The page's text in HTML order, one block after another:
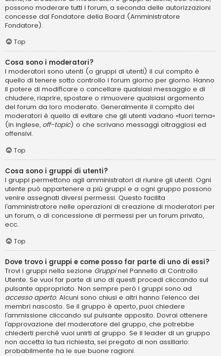
possono moderare tutti i forum, a seconda delle autorizzazioni
concesse dal Fondatore della Board (Amministratore
Fondatore).
Top
Cosa sono i moderatori?
I moderatori sono utenti (o gruppi di utenti) il cui compito è
quello di tenere sotto controllo i forum giorno per giorno. Hanno
il potere di modificare o cancellare qualsiasi messaggio e di
chiudere, riaprire, spostare o rimuovere qualsiasi argomento
del forum da loro moderato. Generalmente il compito dei
moderatori è quello di evitare che gli utenti vadano «fuori tema»
(in inglese, off-topic) o che scrivano messaggi oltraggiosi ed
offensivi.
Top
Cosa sono i gruppi di utenti?
I gruppi permettono agli amministratori di riunire gli utenti. Ogni
utente può appartenere a più gruppi e a ogni gruppo possono
venire assegnati diversi permessi. Questo facilita
l’amministratore nelle operazioni di creazione di moderatori per
un forum, o di concessione di permessi per un forum privato,
ecc.
Top
Dove trovo i gruppi e come posso far parte di uno di essi?
Trovi i gruppi nella sezione Gruppinel Pannello di Controllo
Utente. Se vuoi far parte di uno di questi procedi cliccando sul
pulsante appropriato. Non sempre però i gruppi sono ad
accesso aperto. Alcuni sono chiusi e altri hanno l’elenco dei
membri nascosto. Se il gruppo è aperto, puoi chiedere
l’ammissione cliccando sul pulsante apposito. Dovrai ottenere
l’approvazione del moderatore del gruppo, che potrebbe
chiederti perché vuoi unirti al gruppo. Se il leader di un gruppo
non accetta la tua richiesta, sei pregato di non assillarlo:
probabilmente ha le sue buone ragioni.